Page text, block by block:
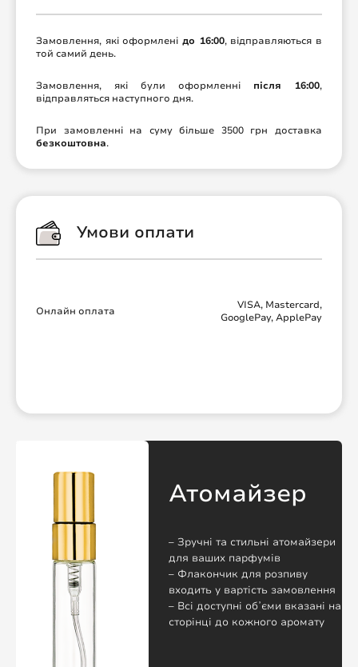
Замовлення, які оформлені до 16:00, відправляються в
той самий день.
Замовлення, які були оформленні після 16:00,
відправляться наступного дня.
При замовленні на суму більше 3500 грн доставка
безкоштовна.
Умови оплати
Онлайн оплата
VISA, Mastercard,
GooglePay, ApplePay
Атомайзер
– Зручні та стильні атомайзери
для ваших парфумів
– Флакончик для розпиву
входить у вартість замовлення
– Всі доступні обʼєми вказані на
сторінці до кожного аромату